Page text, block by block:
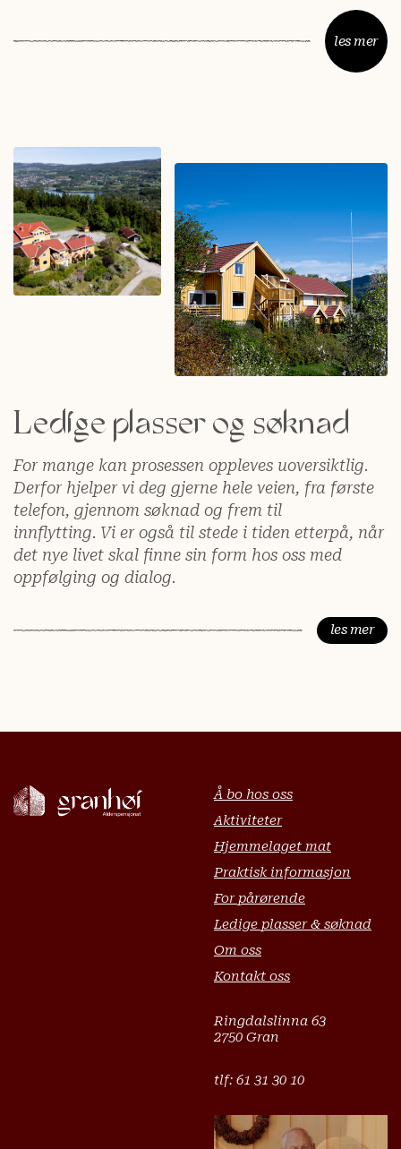
les mer
Ledige plasser og søknad
For mange kan prosessen oppleves uoversiktlig.
Derfor hjelper vi deg gjerne hele veien, fra første
telefon, gjennom søknad og frem til
innflytting. Vi er også til stede i tiden etterpå, når
det nye livet skal finne sin form hos oss med
oppfølging og dialog.
les mer
Å bo hos oss
Aktiviteter
Hjemmelaget mat
Praktisk informasjon
For pårørende
Ledige plasser & søknad
Om oss
Kontakt oss
Ringdalslinna 63
2750 Gran
tlf: 61 31 30 10